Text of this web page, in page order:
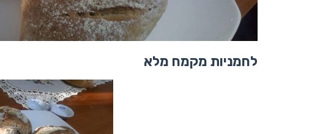
לחמניות מקמח מלא